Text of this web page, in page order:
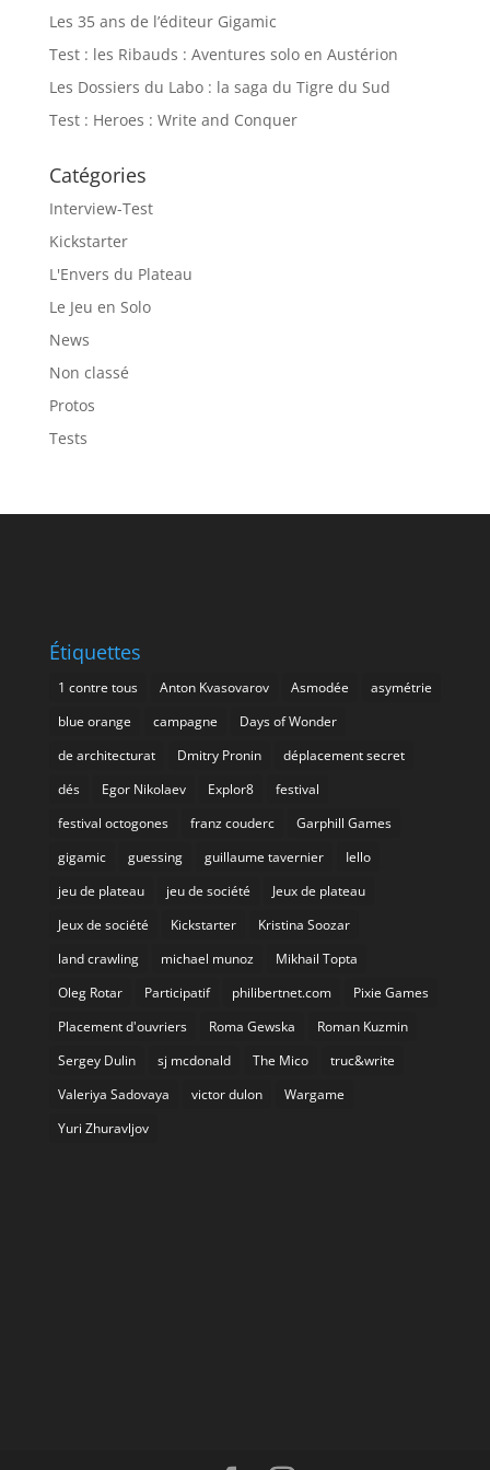
Les 35 ans de l’éditeur Gigamic
Test : les Ribauds : Aventures solo en Austérion
Les Dossiers du Labo : la saga du Tigre du Sud
Test : Heroes : Write and Conquer
Catégories
Interview-Test
Kickstarter
L'Envers du Plateau
Le Jeu en Solo
News
Non classé
Protos
Tests
Étiquettes
1 contre tous Anton Kvasovarov Asmodée
asymétrie
blue orange
campagne
Days of Wonder
de architecturat
Dmitry Pronin
déplacement secret
dés
Egor Nikolaev Explor8
festival
festival octogones
franz couderc
Garphill Games
gigamic
guessing guillaume tavernier
Iello
jeu de plateau
jeu de société
Jeux de plateau
Jeux de société
Kickstarter
Kristina Soozar
land crawling
michael munoz
Mikhail Topta
Oleg Rotar
Participatif philibertnet.com
Pixie Games
Placement d'ouvriers
Roma Gewska
Roman Kuzmin
Sergey Dulin
sj mcdonald The Mico
truc&write
Valeriya Sadovaya
victor dulon
Wargame
Yuri Zhuravljov